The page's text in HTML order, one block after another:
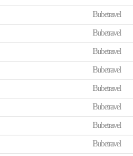
Bubetravel
Bubetravel
Bubetravel
Bubetravel
Bubetravel
Bubetravel
Bubetravel
Bubetravel